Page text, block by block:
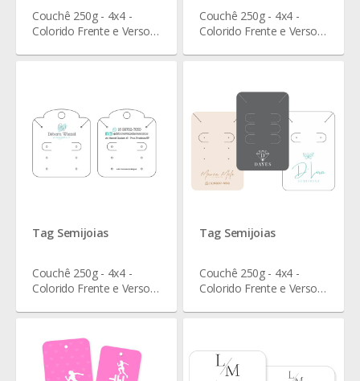
Couchê 250g - 4x4 -
Colorido Frente e Verso -
4,5 cm
Couchê 250g - 4x4 -
Colorido Frente e Verso -
10 cm
Tag Semijoias
Couchê 250g - 4x4 -
Colorido Frente e Verso -
4,3 cm
Tag Semijoias
Couchê 250g - 4x4 -
Colorido Frente e Verso -
cm